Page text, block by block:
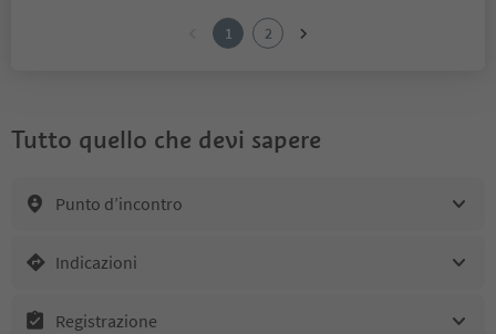
1 2
Tutto quello che devi sapere
Punto d’incontro
Indicazioni
Registrazione